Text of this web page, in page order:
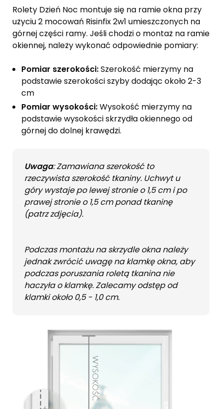
Rolety Dzień Noc montuje się na ramie okna przy
użyciu 2 mocowań Risinfix 2w1 umieszczonych na
górnej części ramy. Jeśli chodzi o montaż na ramie
okiennej, należy wykonać odpowiednie pomiary:
Pomiar szerokości:Szerokość mierzymy na
podstawie szerokości szyby dodając około 2-3
cm
Pomiar wysokości:Wysokość mierzymy na
podstawie wysokości skrzydła okiennego od
górnej do dolnej krawędzi.
Uwaga: Zamawiana szerokość to
rzeczywista szerokość tkaniny. Uchwyt u
góry wystaje po lewej stronie o 1,5 cm i po
prawej stronie o 1,5 cm ponad tkaninę
(patrz zdjęcia).
Podczas montażu na skrzydle okna należy
jednak zwrócić uwagę na klamkę okna, aby
podczas poruszania roletą tkanina nie
haczyła o klamkę. Zalecamy odstęp od
klamki około 0,5 - 1,0 cm.